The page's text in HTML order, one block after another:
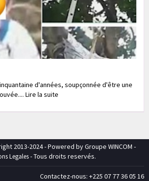
d'années, soupçonnée d'être une
Lire la suite
2013-2024 - Powered by Groupe WINCOM -
Legales- Tous droits reservés.
Contactez-nous: +225 07 77 36 05 16